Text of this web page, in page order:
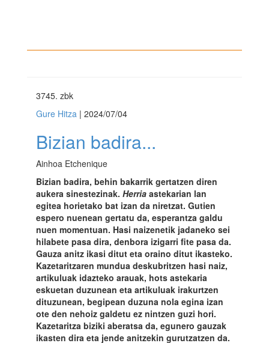
3745. zbk
Gure Hitza | 2024/07/04
Bizian badira...
Ainhoa Etchenique
Bizian badira, behin bakarrik gertatzen diren
aukera sinestezinak. Herria astekarian lan
egitea horietako bat izan da niretzat. Gutien
espero nuenean gertatu da, esperantza galdu
nuen momentuan. Hasi naizenetik jadaneko sei
hilabete pasa dira, denbora izigarri fite pasa da.
Gauza anitz ikasi ditut eta oraino ditut ikasteko.
Kazetaritzaren mundua deskubritzen hasi naiz,
artikuluak idazteko arauak, hots astekaria
eskuetan duzunean eta artikuluak irakurtzen
dituzunean, begipean duzuna nola egina izan
ote den nehoiz galdetu ez nintzen guzi hori.
Kazetaritza biziki aberatsa da, egunero gauzak
ikasten dira eta jende anitzekin gurutzatzen da.